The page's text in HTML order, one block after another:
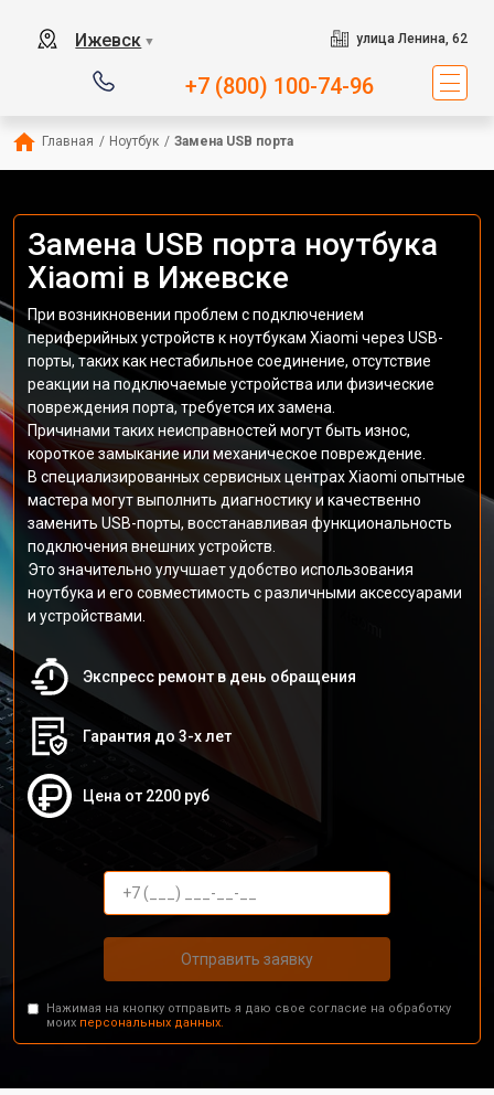
Ижевск ▼ улица Ленина, 62
+7 (800) 100-74-96
Главная / Ноутбук / Замена USB порта
Замена USB порта ноутбука
Xiaomi в Ижевске
При возникновении проблем с подключением
периферийных устройств к ноутбукам Xiaomi через USB-
порты, таких как нестабильное соединение, отсутствие
реакции на подключаемые устройства или физические
повреждения порта, требуется их замена.
Причинами таких неисправностей могут быть износ,
короткое замыкание или механическое повреждение.
В специализированных сервисных центрах Xiaomi опытные
мастера могут выполнить диагностику и качественно
заменить USB-порты, восстанавливая функциональность
подключения внешних устройств.
Это значительно улучшает удобство использования
ноутбука и его совместимость с различными аксессуарами
и устройствами.
Экспресс ремонт в день обращения
Гарантия до 3-х лет
Цена от 2200 руб
Отправить заявку
Нажимая на кнопку отправить я даю свое согласие на обработку
моих персональных данных.